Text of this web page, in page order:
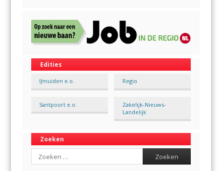
Edities
IJmuiden e.o. Regio
Santpoort e.o.
Zakelijk-Nieuws-
Landelijk
Zoeken
Search